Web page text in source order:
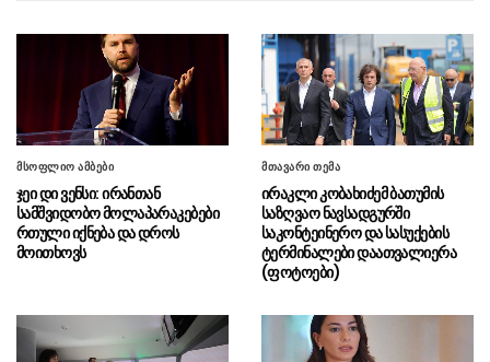
06.08 - 16:19ირაკლი კობახიძე გიორგი
ბარამიძის განცხადებაზე – ეს არის ყოვლად
სამარცხვინო, მოღალატეობრივი განცხადება
06.08 - 16:17არქეოლოგებმა ჩეხეთში 6 000
წელზე მეტი ხნის სამარხი აღმოაჩინეს
06.08 - 16:10“ბათუმის საზღვაო აკადემიაში
იქმნება ძალიან მნიშვნელოვანი რესურსი
ეკონომიკური თვალსაზრისით”
ქვეყნის და ეროვნული ინტერესების
წინააღმდეგ”
მსოფლიო ამბები
ჯეი დი ვენსი: ირანთან
სამშვიდობო მოლაპარაკებები
რთული იქნება და დროს
მოითხოვს
მთავარი თემა
ირაკლი კობახიძემ ბათუმის
საზღვაო ნავსადგურში
საკონტეინერო და სასუქების
ტერმინალები დაათვალიერა
(ფოტოები)